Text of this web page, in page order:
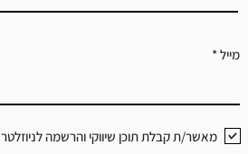
מייל
מאשר/ת קבלת תוכן שיווקי והרשמה לניוזלטר